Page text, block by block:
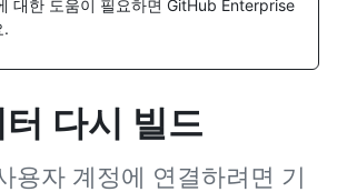
대한 도움이 필요하면 GitHub Enterprise
.
다시 빌드
용자 계정에 연결하려면 기